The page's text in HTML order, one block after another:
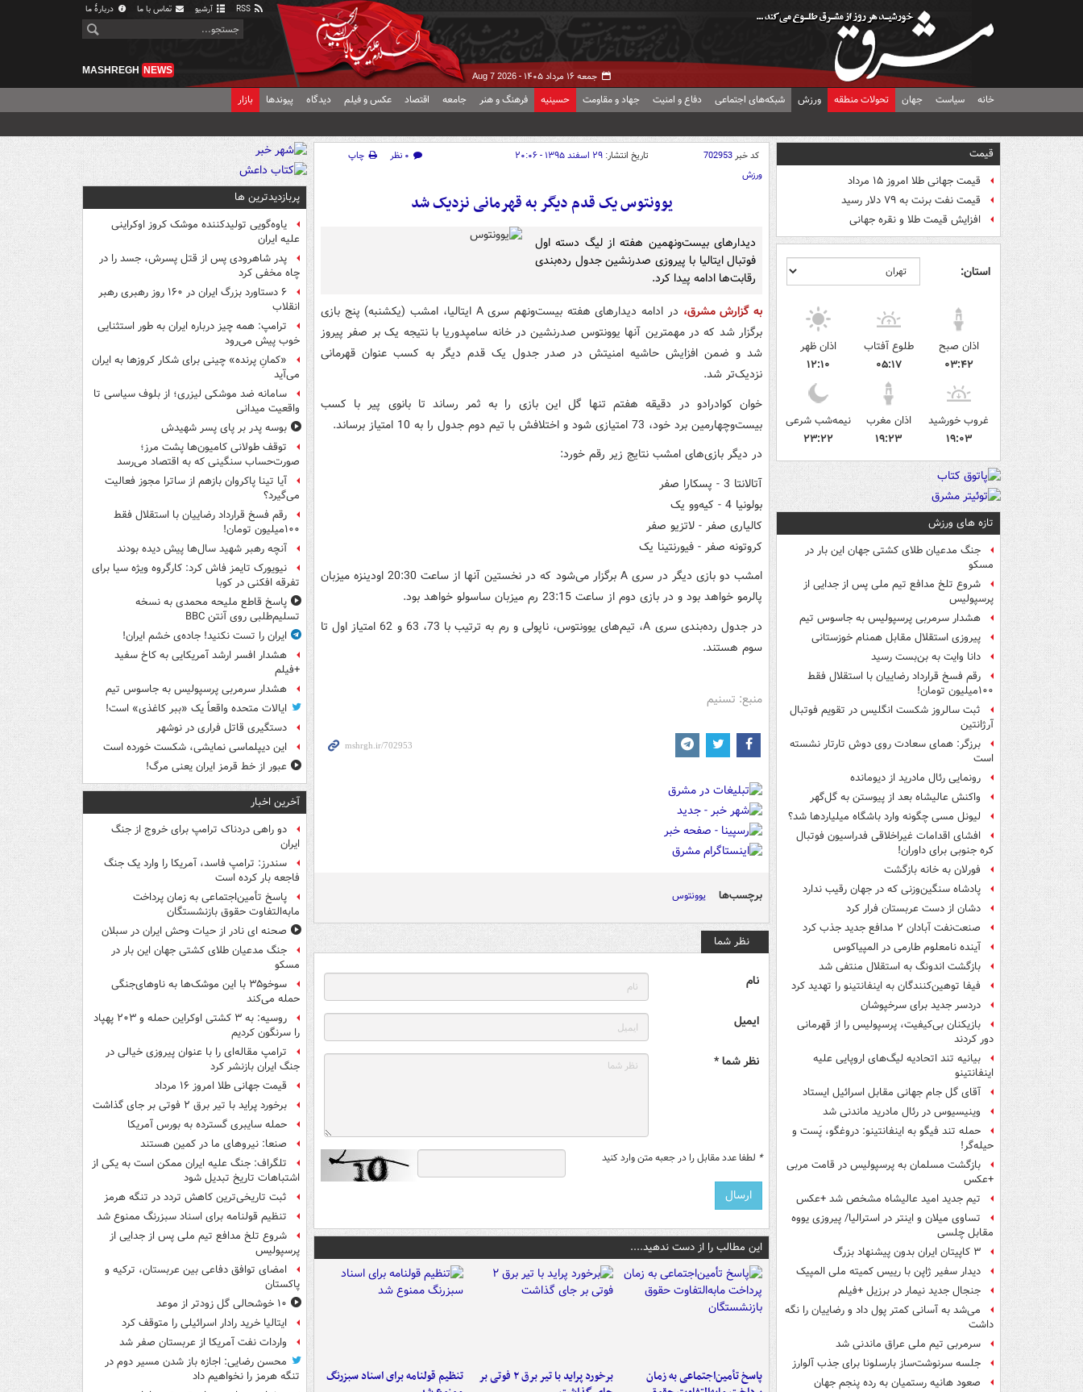
آرشیو تماس با ما دربارهٔ ما
جمعه ۱۶ مرداد ۱۴۰۵ - Aug 7 2026
MASHREGH NEWS
خانه سیاست جهان تحولات منطقه ورزش شبکه‌های اجتماعی دفاع و امنیت جهاد و مقاومت حسینیه فرهنگ و هنر جامعه اقتصاد عکس و فیلم دیدگاه پیوندها بازار
قیمت
قیمت جهانی طلا امروز ۱۵ مرداد
قیمت نفت برنت به ۷۹ دلار رسید
افزایش قیمت طلا و نقره جهانی
استان:
اذان صبح
۰۳:۴۲
طلوع آفتاب
۰۵:۱۷
اذان ظهر
۱۲:۱۰
غروب خورشید
۱۹:۰۳
اذان مغرب
۱۹:۲۳
نیمه‌شب شرعی
۲۳:۲۲
تازه های ورزش
جنگ مدعیان طلای کشتی جهان این بار در
مسکو
شروع تلخ مدافع تیم ملی پس از جدایی از
پرسپولیس
هشدار سرمربی پرسپولیس به جاسوس تیم
پیروزی استقلال مقابل همنام خوزستانی
دانا وایت به بن‌بست رسید
رقم فسخ قرارداد رضاییان با استقلال فقط
۱۰۰میلیون تومان!
ثبت سالروز شکست انگلیس در تقویم فوتبال
آرژانتین
برزگر: همای سعادت روی دوش تارتار نشسته
است
رونمایی رئال مادرید از دیومانده
واکنش عالیشاه بعد از پیوستن به گل‌گهر
لیونل مسی چگونه وارد باشگاه میلیاردها شد؟
افشای اقدامات غیراخلاقی فدراسیون فوتبال
کره جنوبی برای داوران!
فورلان به خانه بازگشت
پادشاه سنگین‌وزنی که در جهان رقیب ندارد
دشان از دست عربستان فرار کرد
صنعت‌نفت آبادان ۲ مدافع جدید جذب کرد
آینده نامعلوم طارمی در المپیاکوس
بازگشت اندونگ به استقلال منتفی شد
فیفا توهین‌کنندگان به اینفانتینو را تهدید کرد
دردسر جدید برای سرخپوشان
بازیکنان بی‌کیفیت، پرسپولیس را از قهرمانی
دور کردند
بیانیه تند اتحادیه لیگ‌های اروپایی علیه
اینفانتینو
آقای گل جام جهانی مقابل اسرائیل ایستاد
وینیسیوس در رئال مادرید ماندنی شد
حمله تند فیگو به اینفانتینو: دروغگو، پَست‌ و
حیله‌گر!
بازگشت مسلمان به پرسپولیس در قامت مربی
+عکس
تیم جدید امید عالیشاه مشخص شد +عکس
تساوی میلان و اینتر در استرالیا/ پیروزی یووه
مقابل چلسی
۳ کاپیتان ایران بدون پیشنهاد بزرگ
دیدار سفیر ژاپن با رییس کمیته ملی المپیک
جنجال جدید نیمار در برزیل +فیلم
می‌شد به آسانی کمتر پول داد و رضاییان را نگه
داشت
سرمربی تیم ملی عراق ماندنی شد
جلسه سرنوشت‌ساز بارسلونا برای جذب آلوارز
صعود هانیه رستمیان به رده پنجم جهان
کد خبر702953 تاریخ انتشار: ۲۹ اسفند ۱۳۹۵ - ۲۰:۰۶ ۰ نظر
چاپ
ورزش
یوونتوس یک قدم دیگر به قهرمانی نزدیک شد
دیدارهای بیست‌ونهمین هفته از لیگ دسته اول
فوتبال ایتالیا با پیروزی صدرنشین جدول رده‌بندی
رقابت‌ها ادامه پیدا کرد.
به گزارش مشرق،
در ادامه دیدارهای هفته بیست‌ونهم سری A ایتالیا، امشب (یکشنبه) پنج بازی
برگزار شد که در مهمترین آنها یوونتوس صدرنشین در خانه سامپدوریا با نتیجه یک بر صفر پیروز
شد و ضمن افزایش حاشیه امنیتش در صدر جدول یک قدم دیگر به کسب عنوان قهرمانی
نزدیک‌تر شد.
خوان کوادرادو در دقیقه هفتم تنها گل این بازی را به ثمر رساند تا بانوی پیر با کسب
بیست‌وچهارمین برد خود، 73 امتیازی شود و اختلافش با تیم دوم جدول را به 10 امتیاز برساند.
در دیگر بازی‌های امشب نتایج زیر رقم خورد:
آتالانتا 3 - پسکارا صفر
بولونیا 4 - کیه‌وو یک
کالیاری صفر - لاتزیو صفر
کروتونه صفر - فیورنتینا یک
امشب دو بازی دیگر در سری A برگزار می‌شود که در نخستین آنها از ساعت 20:30 اودینزه میزبان
پالرمو خواهد بود و در بازی دوم از ساعت 23:15 رم میزبان ساسولو خواهد بود.
در جدول رده‌بندی سری A، تیم‌های یوونتوس، ناپولی و رم به ترتیب با 73، 63 و 62 امتیاز اول تا
سوم هستند.
منبع: تسنیم
برچسب‌ها یوونتوس
نظر شما
نام
ایمیل
نظر شما *
* لطفا عدد مقابل را در جعبه متن وارد کنید
این مطالب را از دست ندهید....
پاسخ تأمین‌اجتماعی به زمان
برخورد پراید با تیر برق ۲ فوتی بر
تنظیم قولنامه برای اسناد سبزرنگ
پربازدیدترین ها
یاوه‌گویی تولیدکننده موشک کروز اوکراینی
علیه ایران
پدر شاهرودی پس از قتل پسرش، جسد را در
چاه مخفی کرد
۶ دستاورد بزرگ ایران در ۱۶۰ روز رهبری رهبر
انقلاب
ترامپ: همه چیز درباره ایران به طور استثنایی
خوب پیش می‌رود
«کمانِ پرنده» چینی برای شکار کروزها به ایران
می‌آید
سامانه ضد موشکی لیزری؛ از بلوف سیاسی تا
واقعیت میدانی
بوسه‌ پدر بر پای پسر شهیدش
توقف طولانی کامیون‌ها پشت مرز؛
صورت‌حساب سنگینی که به اقتصاد می‌رسد
آیا تینا پاکروان بازهم از ساترا مجوز فعالیت
می‌گیرد؟
رقم فسخ قرارداد رضاییان با استقلال فقط
۱۰۰میلیون تومان!
آنچه رهبر شهید سال‌ها پیش دیده بودند
نیویورک تایمز فاش کرد: کارگروه ویژه سیا برای
تفرقه افکنی در کوبا
پاسخ قاطع ملیحه محمدی به نسخه
تسلیم‌طلبی روی آنتن BBC
ایران را تست نکنید! جاده‌ی خشم ایران!
هشدار افسر ارشد آمریکایی به کاخ سفید
+فیلم
هشدار سرمربی پرسپولیس به جاسوس تیم
ایالات متحده واقعاً یک «ببر کاغذی» است!
دستگیری قاتل فراری در نوشهر
این دیپلماسی نمایشی، شکست خورده است
عبور از خط قرمز ایران یعنی مرگ!
آخرین اخبار
دو راهی دردناک ترامپ برای خروج از جنگ
ایران
سندرز: ترامپ فاسد، آمریکا را وارد یک جنگ
فاجعه بار کرده است
پاسخ تأمین‌اجتماعی به زمان پرداخت
مابه‌التفاوت حقوق بازنشستگان
صحنه ای نادر از حیات وحش ایران در سبلان
جنگ مدعیان طلای کشتی جهان این بار در
مسکو
سوخو۳۵ با این موشک‌ها به ناوهای‌جنگی
حمله می‌کند
روسیه: به ۳ کشتی اوکراین حمله و ۲۰۳ پهپاد
را سرنگون کردیم
ترامپ مقاله‌ای را با عنوان پیروزی خیالی در
جنگ ایران بازنشر کرد
قیمت جهانی طلا امروز ۱۶ مرداد
برخورد پراید با تیر برق ۲ فوتی بر جای گذاشت
حمله سایبری گسترده به بورس آمریکا
صنعا: نیروهای ما در کمین‌ هستند
تلگراف: جنگ علیه ایران ممکن است به یکی از
اشتباهات تاریخ تبدیل شود
ثبت تاریخی‌ترین کاهش تردد در تنگه هرمز
تنظیم قولنامه برای اسناد سبزرنگ ممنوع شد
شروع تلخ مدافع تیم ملی پس از جدایی از
پرسپولیس
امضای توافق دفاعی بین عربستان، ترکیه و
پاکستان
۱۰ خوشحالی گل زودتر از موعد
ایتالیا خرید رادار اسرائیلی را متوقف کرد
واردات نفت آمریکا از عربستان صفر شد
محسن رضایی: اجازه باز شدن مسیر دوم در
تنگه هرمز را نخواهیم داد